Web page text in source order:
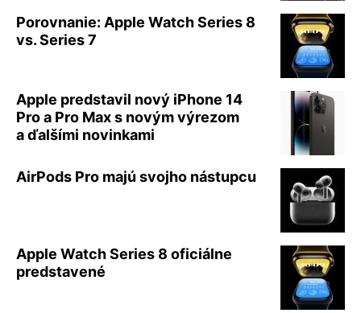
Porovnanie: Apple Watch Series 8
vs. Series 7
Apple predstavil nový iPhone 14
Pro a Pro Max s novým výrezom
a ďalšími novinkami
AirPods Pro majú svojho nástupcu
Apple Watch Series 8 oficiálne
predstavené